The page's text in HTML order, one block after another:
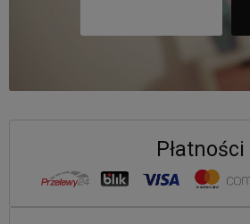
Płatności